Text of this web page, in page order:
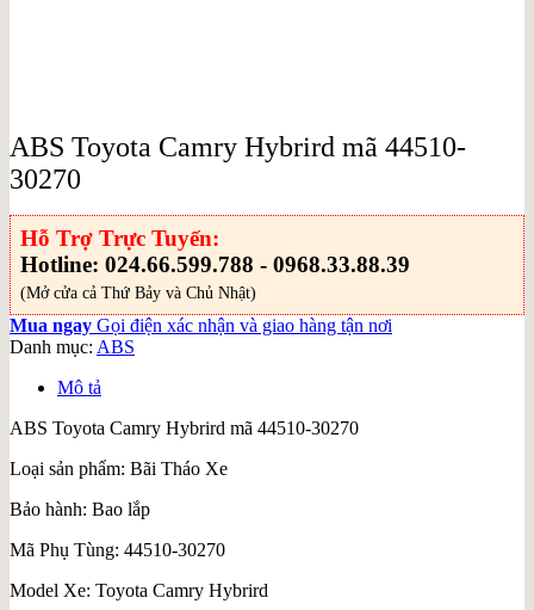
ABS Toyota Camry Hybrird mã 44510-
30270
Hỗ Trợ Trực Tuyến:
Hotline: 024.66.599.788 - 0968.33.88.39
(Mở cửa cả Thứ Bảy và Chủ Nhật)
Mua ngay Gọi điện xác nhận và giao hàng tận nơi
Danh mục: ABS
Mô tả
ABS Toyota Camry Hybrird mã 44510-30270
Loại sản phẩm: Bãi Tháo Xe
Bảo hành: Bao lắp
Mã Phụ Tùng: 44510-30270
Model Xe: Toyota Camry Hybrird